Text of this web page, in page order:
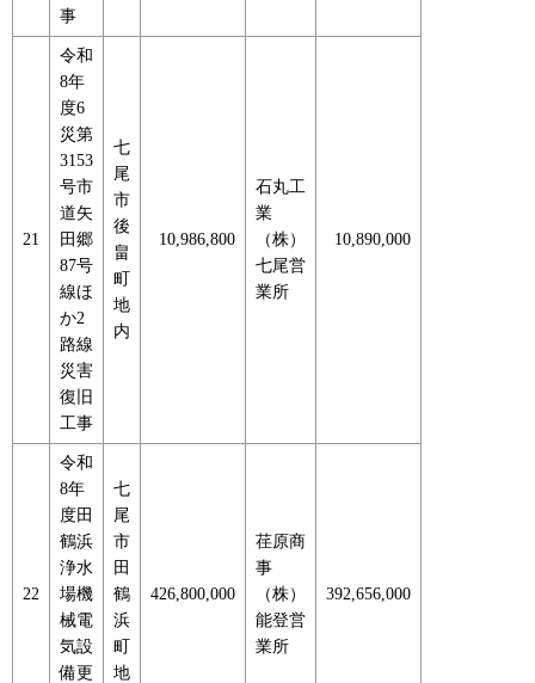
事
21
令和
8年
度6
災第
3153
号市
道矢
田郷
87号
線ほ
か2
路線
災害
復旧
工事
七
尾
市
後
畠
町
地
内
10,986,800
石丸工
業
（株）
七尾営
業所
10,890,000
22
令和
8年
度田
鶴浜
浄水
場機
械電
気設
備更
七
尾
市
田
鶴
浜
町
地
426,800,000
荏原商
事
（株）
能登営
業所
392,656,000